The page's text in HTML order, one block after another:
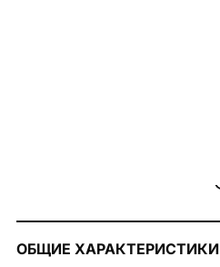
ОБЩИЕ ХАРАКТЕРИСТИКИ